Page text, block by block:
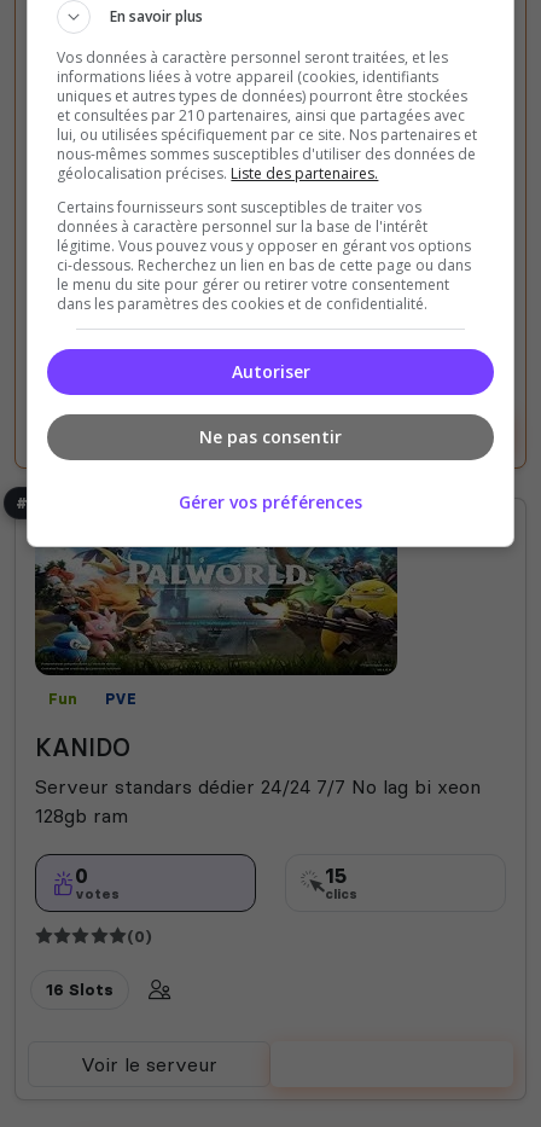
Fun PVE
Enshrouded Hormain
Bienvenue sur la taverne ! Si vous recherchez une
communautés basée sur l'entraide c'est bien ici
qu'il faut passer =), Avec 3 serveurs disponible et
plus si besoin vous trouverez forcément...
0
votes
34
clics
(0)
64 Slots
Voir le serveur
#4
Fun PVE
KANIDO
Serveur standars dédier 24/24 7/7 No lag bi xeon
128gb ram
0
votes
15
clics
(0)
16 Slots
Voir le serveur
En savoir plus
Vos données à caractère personnel seront traitées, et les
informations liées à votre appareil (cookies, identifiants
uniques et autres types de données) pourront être stockées
et consultées par 210 partenaires, ainsi que partagées avec
lui, ou utilisées spécifiquement par ce site. Nos partenaires et
nous-mêmes sommes susceptibles d'utiliser des données de
géolocalisation précises. Liste des partenaires.
Certains fournisseurs sont susceptibles de traiter vos
données à caractère personnel sur la base de l'intérêt
légitime. Vous pouvez vous y opposer en gérant vos options
ci-dessous. Recherchez un lien en bas de cette page ou dans
le menu du site pour gérer ou retirer votre consentement
dans les paramètres des cookies et de confidentialité.
Autoriser
Ne pas consentir
Gérer vos préférences